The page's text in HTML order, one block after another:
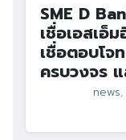
SME D
เชื่อเอสเอ็
เชื่อตอบโ
ครบวงจร
news,